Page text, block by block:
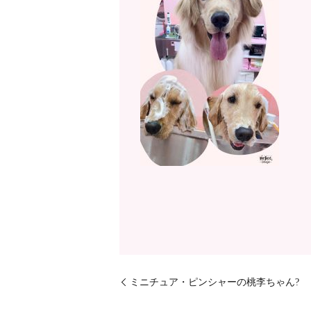
ミニチュア・ピンシャーの桃李ちゃん?